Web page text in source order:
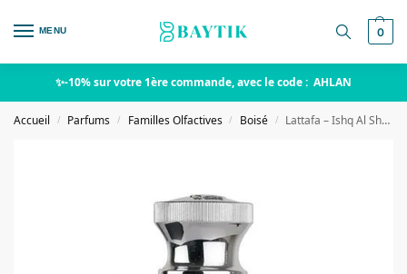
MENU 0
✨-10% sur votre 1ère commande, avec le code : AHLAN
Accueil / Parfums / Familles Olfactives / Boisé / Lattafa – Ishq Al Shuyukh – Silver